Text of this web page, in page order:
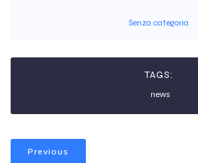
Senza categoria
TAGS:
news
Previous